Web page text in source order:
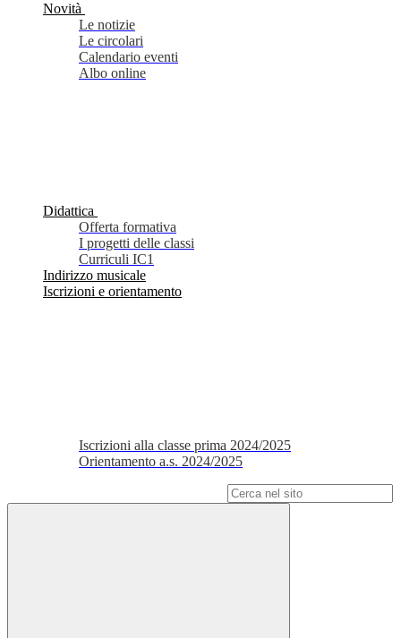
Novità
Le notizie
Le circolari
Calendario eventi
Albo online
Didattica
Offerta formativa
I progetti delle classi
Curriculi IC1
Indirizzo musicale
Iscrizioni e orientamento
Iscrizioni alla classe prima 2024/2025
Orientamento a.s. 2024/2025